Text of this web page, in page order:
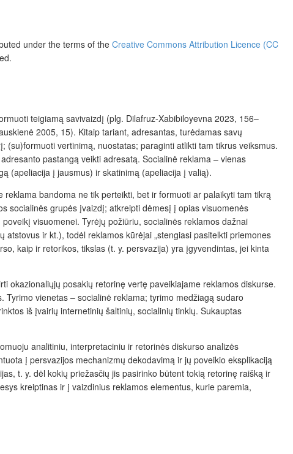
under the terms of theCreative Commons Attribution Licence (CC
teigiamą savivaizdį (plg. Dilafruz-Xabibiloyevna 2023, 156–
2005, 15). Kitaip tariant, adresantas, turėdamas savų
vertinimą, nuostatas; paraginti atlikti tam tikrus veiksmus.
pastangą veikti adresatą. Socialinė reklama – vienas
(apeliacija į jausmus) ir skatinimą (apeliacija į valią).
bandoma ne tik perteikti, bet ir formuoti ar palaikyti tam tikrą
socialinės grupės įvaizdį; atkreipti dėmesį į opias visuomenės
visuomenei. Tyrėjų požiūriu, socialinės reklamos dažnai
ir kt.), todėl reklamos kūrėjai „stengiasi pasitelkti priemones
kaip ir retorikos, tikslas (t. y. persvazija) yra įgyvendintas, jei kinta
okazionaliųjų posakių retorinę vertę paveikiajame reklamos diskurse.
Tyrimo vienetas – socialinė reklama; tyrimo medžiagą sudaro
iš įvairių internetinių šaltinių, socialinių tinklų. Sukauptas
analitiniu, interpretaciniu ir retorinės diskurso analizės
į persvazijos mechanizmų dekodavimą ir jų poveikio eksplikaciją
t. y. dėl kokių priežasčių jis pasirinko būtent tokią retorinę raišką ir
kreiptinas ir į vaizdinius reklamos elementus, kurie paremia,